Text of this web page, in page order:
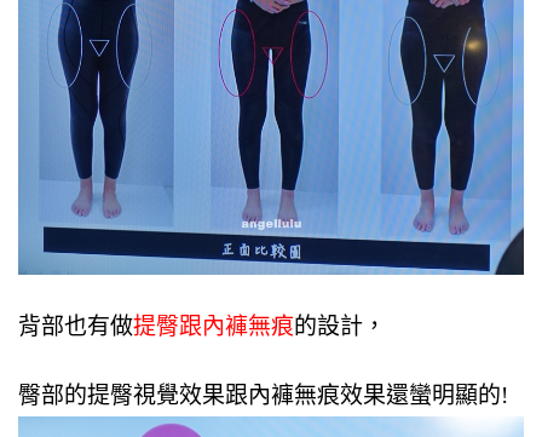
背部也有做提臀跟內褲無痕的設計，
臀部的提臀視覺效果跟內褲無痕效果還蠻明顯的!